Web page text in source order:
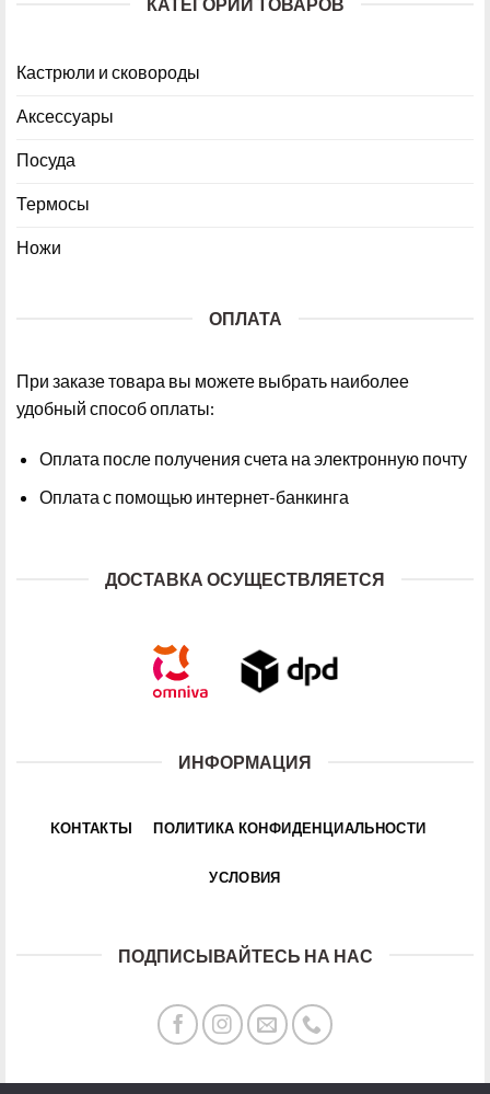
Кастрюли и сковороды
Аксессуары
Посуда
Термосы
Ножи
ОПЛАТА
При заказе товара вы можете выбрать наиболее
удобный способ оплаты:
Оплата после получения счета на электронную почту
Оплата с помощью интернет-банкинга
ДОСТАВКА ОСУЩЕСТВЛЯЕТСЯ
ИНФОРМАЦИЯ
KОНТАКТЫ ПОЛИТИКА КОНФИДЕНЦИАЛЬНОСТИ
УСЛОВИЯ
ПОДПИСЫВАЙТЕСЬ НА НАС